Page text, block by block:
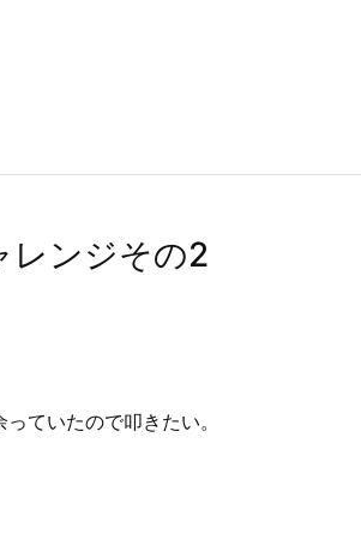
ンジその2
ていたので叩きたい。